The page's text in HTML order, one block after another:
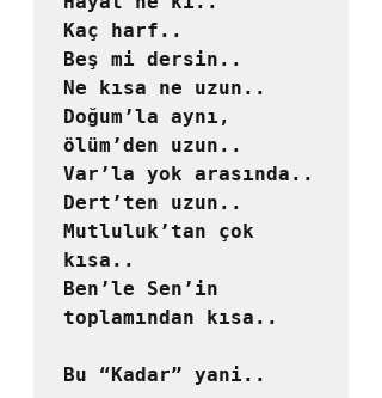
Kaç harf..
Beş mi dersin..
Ne kısa ne uzun..
Doğum’la aynı,
ölüm’den uzun..
Var’la yok arasında..
Dert’ten uzun..
Mutluluk’tan çok
kısa..
Ben’le Sen’in
toplamından kısa..
Bu “Kadar” yani..